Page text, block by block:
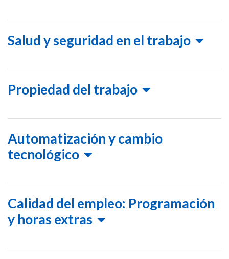
Salud y seguridad en el trabajo
Propiedad del trabajo
Automatización y cambio
tecnológico
Calidad del empleo: Programación
y horas extras